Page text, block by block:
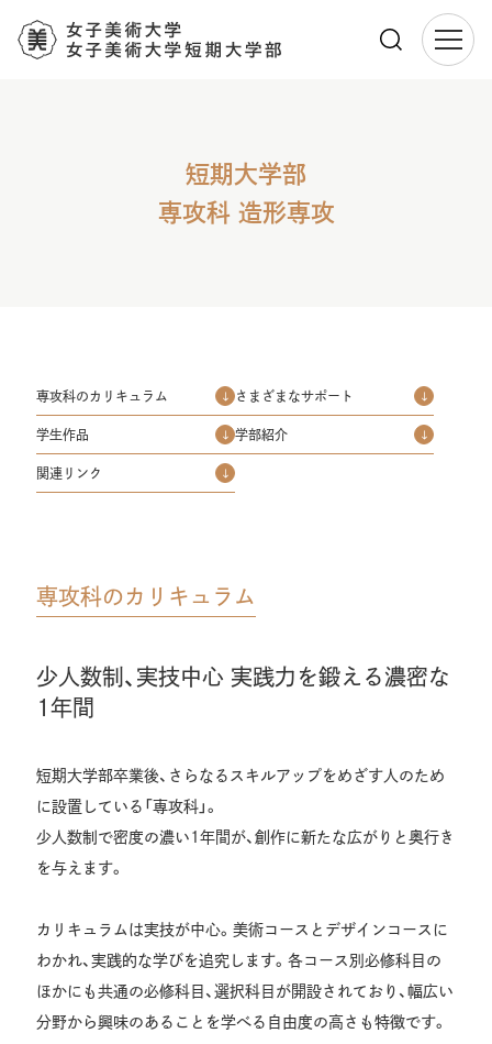
短期大学部
専攻科 造形専攻
専攻科のカリキュラム さまざまなサポート
学生作品 学部紹介
関連リンク
専攻科のカリキュラム
少人数制、実技中心 実践力を鍛える濃密な
1年間
短期大学部卒業後、さらなるスキルアップをめざす人のため
に設置している「専攻科」。
少人数制で密度の濃い1年間が、創作に新たな広がりと奥行き
を与えます。
カリキュラムは実技が中心。美術コースとデザインコースに
わかれ、実践的な学びを追究します。各コース別必修科目の
ほかにも共通の必修科目、選択科目が開設されており、幅広い
分野から興味のあることを学べる自由度の高さも特徴です。